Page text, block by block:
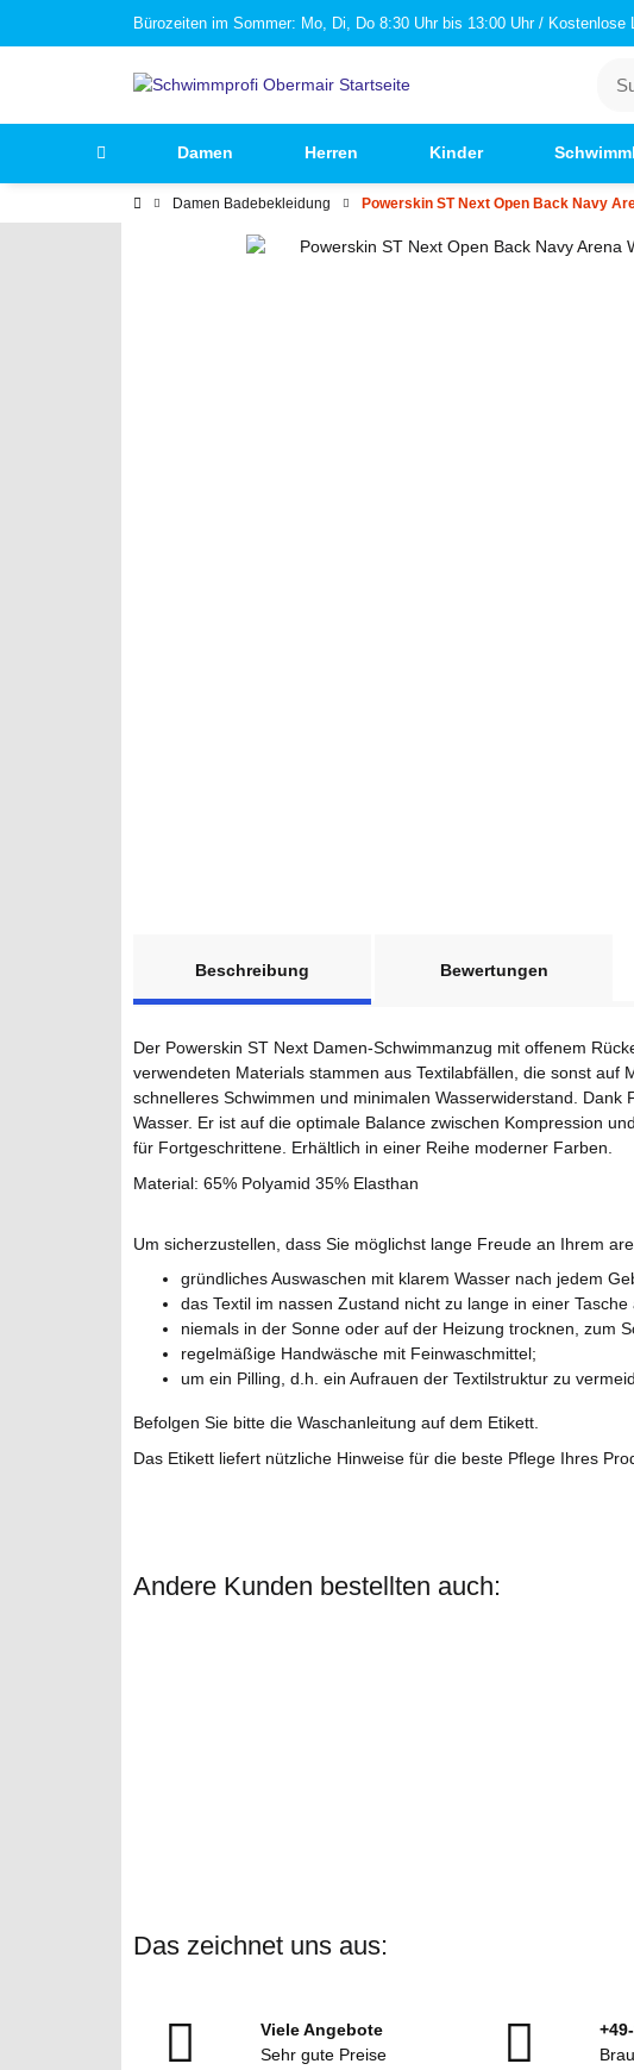
Bürozeiten im Sommer: Mo, Di, Do 8:30 Uhr bis 13:00 Uhr /
Damen Herren Kinder
Damen Badebekleidung Powerskin ST Next Open Back Navy
Beschreibung
Bewertungen
Der Powerskin ST Next Damen-Schwimmanzug mit offenem
verwendeten Materials stammen aus Textilabfällen, die sonst
schnelleres Schwimmen und minimalen Wasserwiderstand.
Wasser. Er ist auf die optimale Balance zwischen Kompression
für Fortgeschrittene. Erhältlich in einer Reihe moderner Farben.
Material: 65% Polyamid 35% Elasthan
Um sicherzustellen, dass Sie möglichst lange Freude an Ihrem
gründliches Auswaschen mit klarem Wasser nach jedem
das Textil im nassen Zustand nicht zu lange in einer Tasche
niemals in der Sonne oder auf der Heizung trocknen, zum
regelmäßige Handwäsche mit Feinwaschmittel;
um ein Pilling, d.h. ein Aufrauen der Textilstruktur zu
Befolgen Sie bitte die Waschanleitung auf dem Etikett.
Das Etikett liefert nützliche Hinweise für die beste Pflege Ihres
Andere Kunden bestellten auch:
Das zeichnet uns aus:
Viele Angebote
Sehr gute Preise